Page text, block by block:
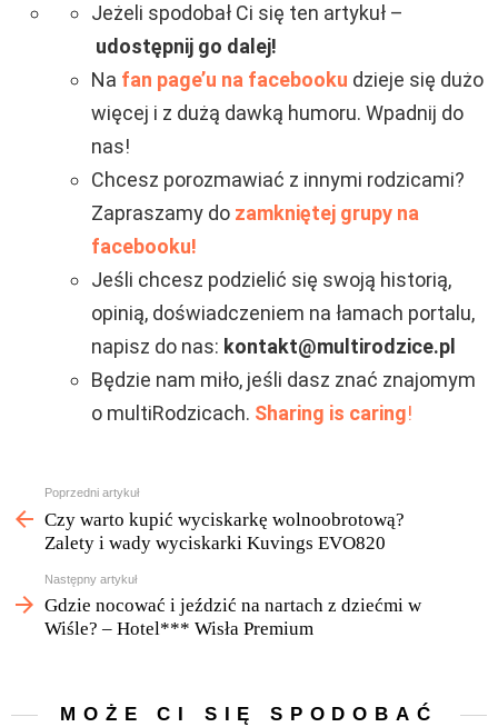
Jeżeli spodobał Ci się ten artykuł –
udostępnij go dalej!
Na fan page’u na facebooku dzieje się dużo
więcej i z dużą dawką humoru. Wpadnij do
nas!
Chcesz porozmawiać z innymi rodzicami?
Zapraszamy do zamkniętej grupy na
facebooku!
Jeśli chcesz podzielić się swoją historią,
opinią, doświadczeniem na łamach portalu,
napisz do nas: kontakt@multirodzice.pl
Będzie nam miło, jeśli dasz znać znajomym
o multiRodzicach. Sharing is caring!
Zobacz
więcej
Poprzedni artykuł
Czy warto kupić wyciskarkę wolnoobrotową?
Zalety i wady wyciskarki Kuvings EVO820
Następny artykuł
Gdzie nocować i jeździć na nartach z dziećmi w
Wiśle? – Hotel*** Wisła Premium
MOŻE CI SIĘ SPODOBAĆ